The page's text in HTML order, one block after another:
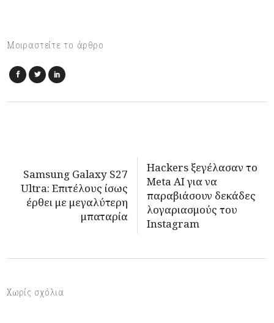
Μοιραστείτε το άρθρο
Samsung Galaxy S27
Ultra: Επιτέλους ίσως
έρθει με μεγαλύτερη
μπαταρία
Hackers ξεγέλασαν το
Meta AI για να
παραβιάσουν δεκάδες
λογαριασμούς του
Instagram
Χωρίς σχόλια